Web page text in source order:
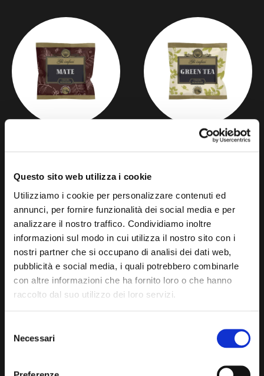
Questo sito web utilizza i cookie
Utilizziamo i cookie per personalizzare contenuti ed
annunci, per fornire funzionalità dei social media e per
analizzare il nostro traffico. Condividiamo inoltre
informazioni sul modo in cui utilizza il nostro sito con i
nostri partner che si occupano di analisi dei dati web,
pubblicità e social media, i quali potrebbero combinarle
con altre informazioni che ha fornito loro o che hanno
raccolto dal suo utilizzo dei loro servizi.
delNecessari
GREEN TEA INFUSION
LEMON TEA INFUSION BLACK TEA INFUSION